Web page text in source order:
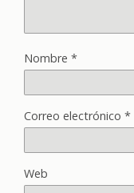
Nombre *
Correo electrónico *
Web